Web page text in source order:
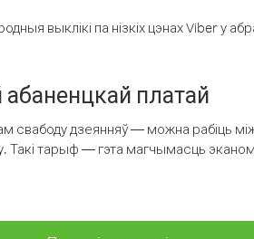
выклікі па нізкіх цэнах Viber у
платай
дзеянняў — можна рабіць
Такі тарыф — гэта магчымасць